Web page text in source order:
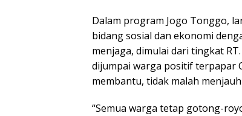
Dalam program Jogo Tonggo,
bidang sosial dan ekonomi
menjaga, dimulai dari tingkat
dijumpai warga positif terpapar
membantu, tidak malah
“Semua warga tetap gotong-